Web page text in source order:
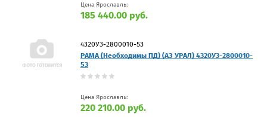
Цена Ярославль:
185 440.00 руб.
4320У3-2800010-53
РАМА (Необходимы ПД) (АЗ УРАЛ) 4320У3-2800010-
53
Цена Ярославль:
220 210.00 руб.